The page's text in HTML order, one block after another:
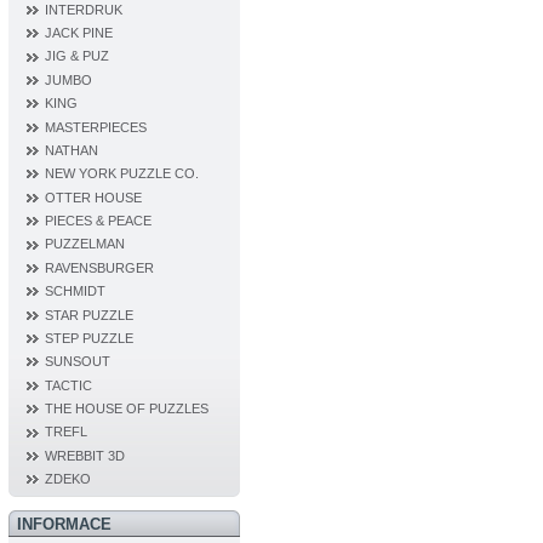
INTERDRUK
JACK PINE
JIG & PUZ
JUMBO
KING
MASTERPIECES
NATHAN
NEW YORK PUZZLE CO.
OTTER HOUSE
PIECES & PEACE
PUZZELMAN
RAVENSBURGER
SCHMIDT
STAR PUZZLE
STEP PUZZLE
SUNSOUT
TACTIC
THE HOUSE OF PUZZLES
TREFL
WREBBIT 3D
ZDEKO
INFORMACE